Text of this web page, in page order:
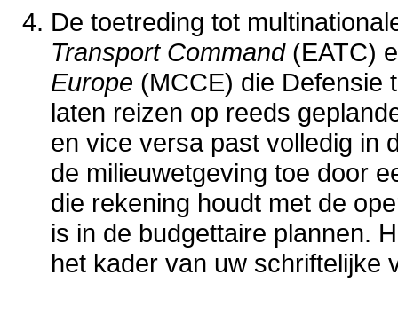
De toetreding tot
Transport Command (EATC)
Europe (MCCE) die Defensie
laten reizen op reeds
en vice versa past volledig in
de milieuwetgeving toe door
die rekening houdt met de
is in de budgettaire plannen.
het kader van uw schriftelijke